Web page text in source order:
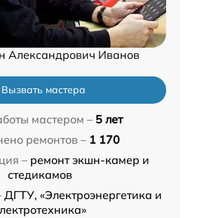
Александрович Иванов
Вызвать мастера
мастером – 5 лет
ремонтов – 1 170
– ремонт экшн-камер и
стедикамов
ДГТУ, «Электроэнергетика и